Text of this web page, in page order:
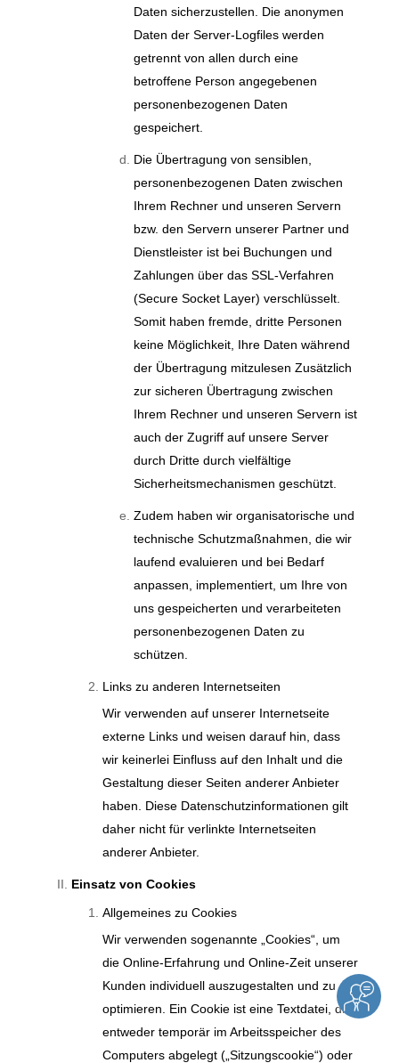
Daten sicherzustellen. Die anonymen
Daten der Server-Logfiles werden
getrennt von allen durch eine
betroffene Person angegebenen
personenbezogenen Daten
gespeichert.
Die Übertragung von sensiblen,
personenbezogenen Daten zwischen
Ihrem Rechner und unseren Servern
bzw. den Servern unserer Partner und
Dienstleister ist bei Buchungen und
Zahlungen über das SSL-Verfahren
(Secure Socket Layer) verschlüsselt.
Somit haben fremde, dritte Personen
keine Möglichkeit, Ihre Daten während
der Übertragung mitzulesen Zusätzlich
zur sicheren Übertragung zwischen
Ihrem Rechner und unseren Servern ist
auch der Zugriff auf unsere Server
durch Dritte durch vielfältige
Sicherheitsmechanismen geschützt.
Zudem haben wir organisatorische und
technische Schutzmaßnahmen, die wir
laufend evaluieren und bei Bedarf
anpassen, implementiert, um Ihre von
uns gespeicherten und verarbeiteten
personenbezogenen Daten zu
schützen.
Links zu anderen Internetseiten
Wir verwenden auf unserer Internetseite
externe Links und weisen darauf hin, dass
wir keinerlei Einfluss auf den Inhalt und die
Gestaltung dieser Seiten anderer Anbieter
haben. Diese Datenschutzinformationen gilt
daher nicht für verlinkte Internetseiten
anderer Anbieter.
Einsatz von Cookies
Allgemeines zu Cookies
Wir verwenden sogenannte „Cookies“, um
die Online-Erfahrung und Online-Zeit unserer
Kunden individuell auszugestalten und zu
optimieren. Ein Cookie ist eine Textdatei, die
entweder temporär im Arbeitsspeicher des
Computers abgelegt („Sitzungscookie“) oder